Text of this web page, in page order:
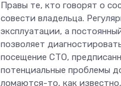
Правы те, кто говорят о
совести владельца.
эксплуатации, а
позволяет
посещение СТО,
потенциальные проблемы
ломаются-то, как